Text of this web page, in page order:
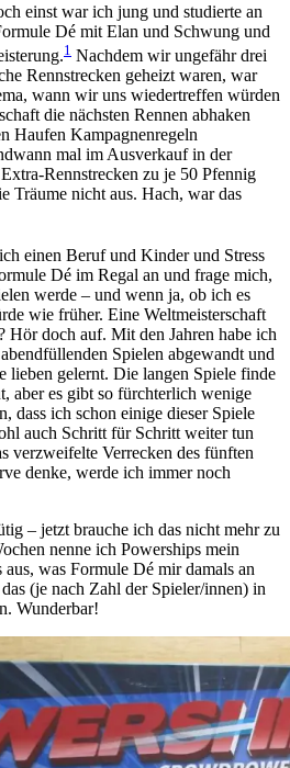
einst war ich jung und studierte an
Dé mit Elan und Schwung und
1 Nachdem wir ungefähr drei
Rennstrecken geheizt waren, war
wann wir uns wiedertreffen würden
die nächsten Rennen abhaken
Haufen Kampagnenregeln
mal im Ausverkauf in der
Rennstrecken zu je 50 Pfennig
Träume nicht aus. Hach, war das
einen Beruf und Kinder und Stress
Dé im Regal an und frage mich,
werde – und wenn ja, ob ich es
wie früher. Eine Weltmeisterschaft
Hör doch auf. Mit den Jahren habe ich
Spielen abgewandt und
lieben gelernt. Die langen Spiele finde
aber es gibt so fürchterlich wenige
dass ich schon einige dieser Spiele
auch Schritt für Schritt weiter tun
verzweifelte Verrecken des fünften
denke, werde ich immer noch
– jetzt brauche ich das nicht mehr zu
nenne ich Powerships mein
was Formule Dé mir damals an
(je nach Zahl der Spieler/innen) in
Wunderbar!